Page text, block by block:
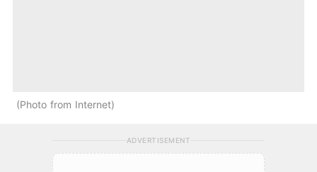
Photo from Internet
ADVERTISEMENT